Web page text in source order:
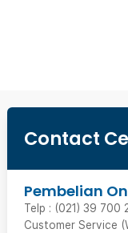
Contact
Pembelian
Telp : (021) 39 700
Customer Service